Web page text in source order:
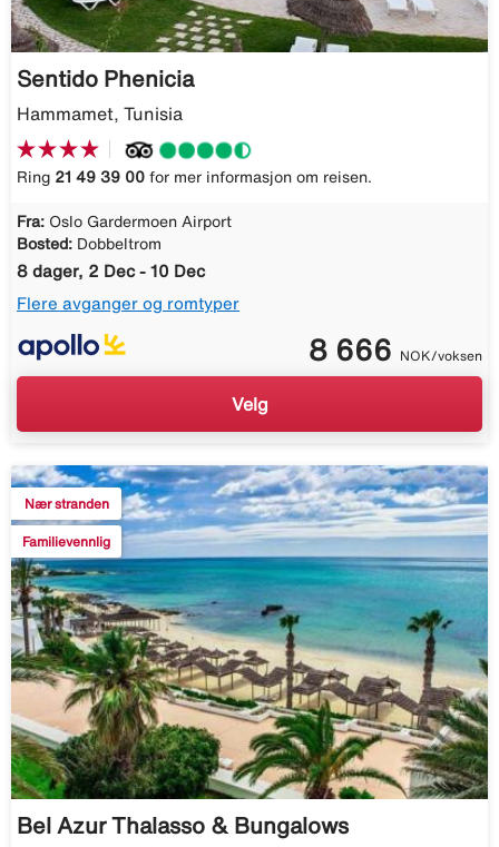
Sentido Phenicia
Hammamet, Tunisia
Ring 21 49 39 00 for mer informasjon om reisen.
Fra: Oslo Gardermoen Airport
Bosted: Dobbeltrom
8 dager, 2 Dec - 10 Dec
Flere avganger og romtyper
8 666 NOK/voksen
Velg
Nær stranden
Familievennlig
Bel Azur Thalasso & Bungalows